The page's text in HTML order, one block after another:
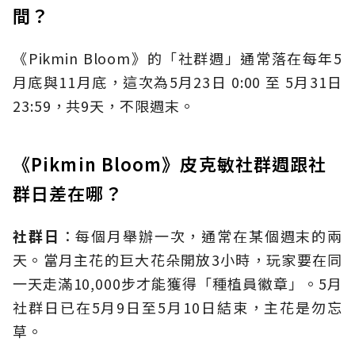
間？
《Pikmin Bloom》的「社群週」通常落在每年5
月底與11月底，這次為5月23日 0:00 至 5月31日
23:59，共9天，不限週末。
《Pikmin Bloom》皮克敏社群週跟社
群日差在哪？
社群日 ：每個月舉辦一次，通常在某個週末的兩
天。當月主花的巨大花朵開放3小時，玩家要在同
一天走滿10,000步才能獲得「種植員徽章」。5月
社群日已在5月9日至5月10日結束，主花是勿忘
草。